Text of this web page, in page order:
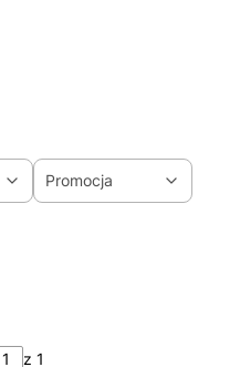
Promocja
z 1